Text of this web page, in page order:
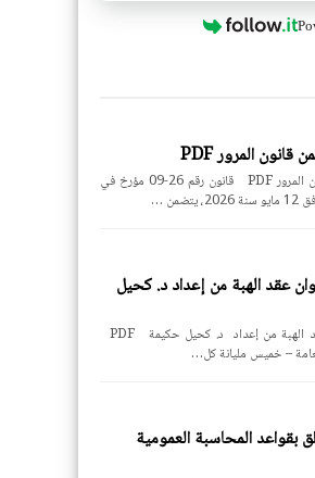
قانون رقم 26-09 يتضمن قانون المرور PDF قانون رقم 26-09 مؤرخ في
عقد الهبة من إعداد د. كحيل
– خميس مليانة كل…
23-07، يتعلق بقواعد المحاسبة العمومية